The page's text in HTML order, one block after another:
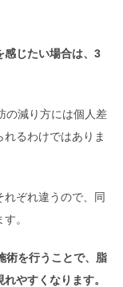
感じたい場合は、3
の減り方には個人差
るわけではありま
れぞれ違うので、同
。
術を行うことで、脂
やすくなります。